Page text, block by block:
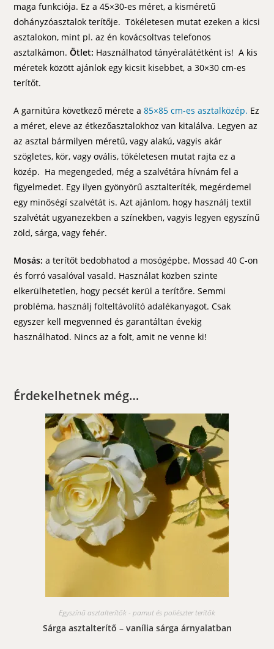
maga funkciója. Ez a 45×30-es méret, a kisméretű
dohányzóasztalok terítője. Tökéletesen mutat ezeken a kicsi
asztalokon, mint pl. az én kovácsoltvas telefonos
asztalkámon.Ötlet: Használhatod tányéralátétként is! A kis
méretek között ajánlok egy kicsit kisebbet, a 30×30 cm-es
terítőt.
A garnitúra következő mérete a 85×85 cm-es asztalközép. Ez
a méret, eleve az étkezőasztalokhoz van kitalálva. Legyen az
az asztal bármilyen méretű, vagy alakú, vagyis akár
szögletes, kör, vagy ovális, tökéletesen mutat rajta ez a
közép. Ha megengeded, még a szalvétára hívnám fel a
figyelmedet. Egy ilyen gyönyörű asztalteríték, megérdemel
egy minőségí szalvétát is. Azt ajánlom, hogy használj textil
szalvétát ugyanezekben a színekben, vagyis legyen egyszínű
zöld, sárga, vagy fehér.
Mosás: a terítőt bedobhatod a mosógépbe. Mossad 40 C-on
és forró vasalóval vasald. Használat közben szinte
elkerülhetetlen, hogy pecsét kerül a terítőre. Semmi
probléma, használj folteltávolító adalékanyagot. Csak
egyszer kell megvenned és garantáltan évekig
használhatod. Nincs az a folt, amit ne venne ki!
Érdekelhetnek még…
Egyszínű asztalterítők - pamut és poliészter terítők
Sárga asztalterítő – vanília sárga árnyalatban